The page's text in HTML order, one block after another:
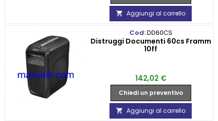
 Aggiungi al carrello
Cod:DD60CS
Distruggi Documenti 60cs Framm
10ff
Prezzo
142,02 €
Chiedi un preventivo
 Aggiungi al carrello